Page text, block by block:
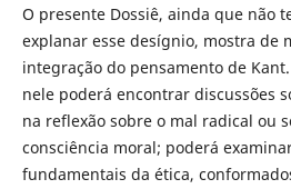
O presente Dossiê, ainda que não
explanar esse desígnio, mostra de
integração do pensamento de
nele poderá encontrar discussões
na reflexão sobre o mal radical ou
consciência moral; poderá
fundamentais da ética,